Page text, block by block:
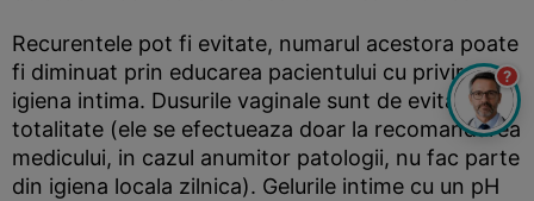
Recurentele pot fi evitate, numarul acestora poate
fi diminuat prin educarea pacientului cu privire la
igiena intima. Dusurile vaginale sunt de evitat in
totalitate (ele se efectueaza doar la recomandarea
medicului, in cazul anumitor patologii, nu fac parte
din igiena locala zilnica). Gelurile intime cu un pH
?